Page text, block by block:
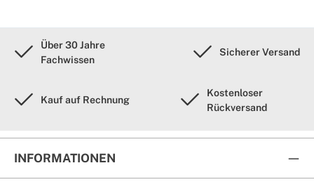
Über 30 Jahre
Fachwissen
Sicherer Versand
Kauf auf Rechnung
Kostenloser
Rückversand
INFORMATIONEN